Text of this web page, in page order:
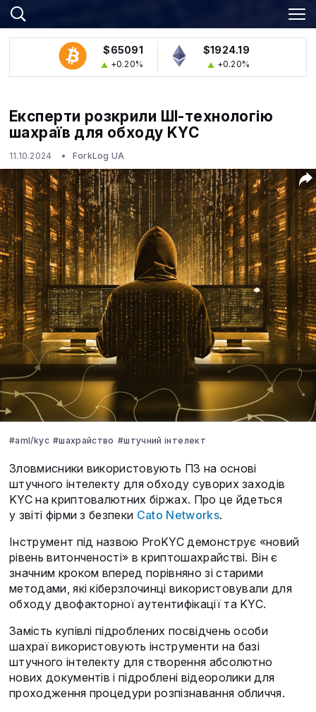
$65091
+0.20%
$1924.19
+0.20%
Експерти розкрили ШІ-технологію
шахраїв для обходу KYC
11.10.2024 ForkLog UA
#aml/kyc #шахрайство #штучний інтелект
Зловмисники використовують ПЗ на основі
штучного інтелекту для обходу суворих заходів
KYC на криптовалютних біржах. Про це йдеться
у звіті фірми з безпеки Cato Networks.
Інструмент під назвою ProKYC демонструє «новий
рівень витонченості» в криптошахрайстві. Він є
значним кроком вперед порівняно зі старими
методами, які кіберзлочинці використовували для
обходу двофакторної аутентифікації та KYC.
Замість купівлі підроблених посвідчень особи
шахраї використовують інструменти на базі
штучного інтелекту для створення абсолютно
нових документів і підроблені відеоролики для
проходження процедури розпізнавання обличчя.